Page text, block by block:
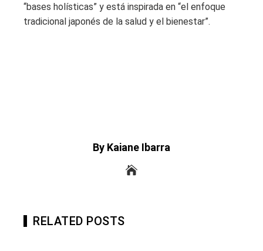
“bases holísticas” y está inspirada en “el enfoque
tradicional japonés de la salud y el bienestar”.
By Kaiane Ibarra
RELATED POSTS